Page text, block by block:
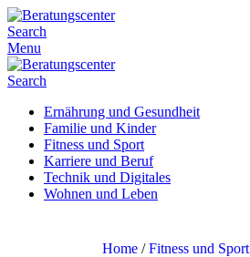
Search
Menu
Search
Ernährung und Gesundheit
Familie und Kinder
Fitness und Sport
Karriere und Beruf
Technik und Digitales
Wohnen und Leben
Home /Fitness und Sport